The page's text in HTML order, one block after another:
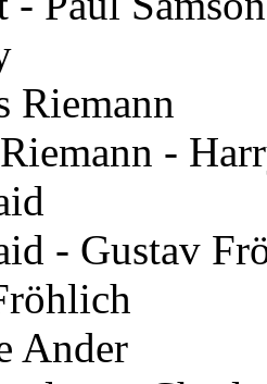
Riemann
-
- Gustav
Ander